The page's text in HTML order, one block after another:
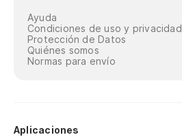
Ayuda
Condiciones de uso y privacidad
Protección de Datos
Quiénes somos
Normas para envío
Aplicaciones